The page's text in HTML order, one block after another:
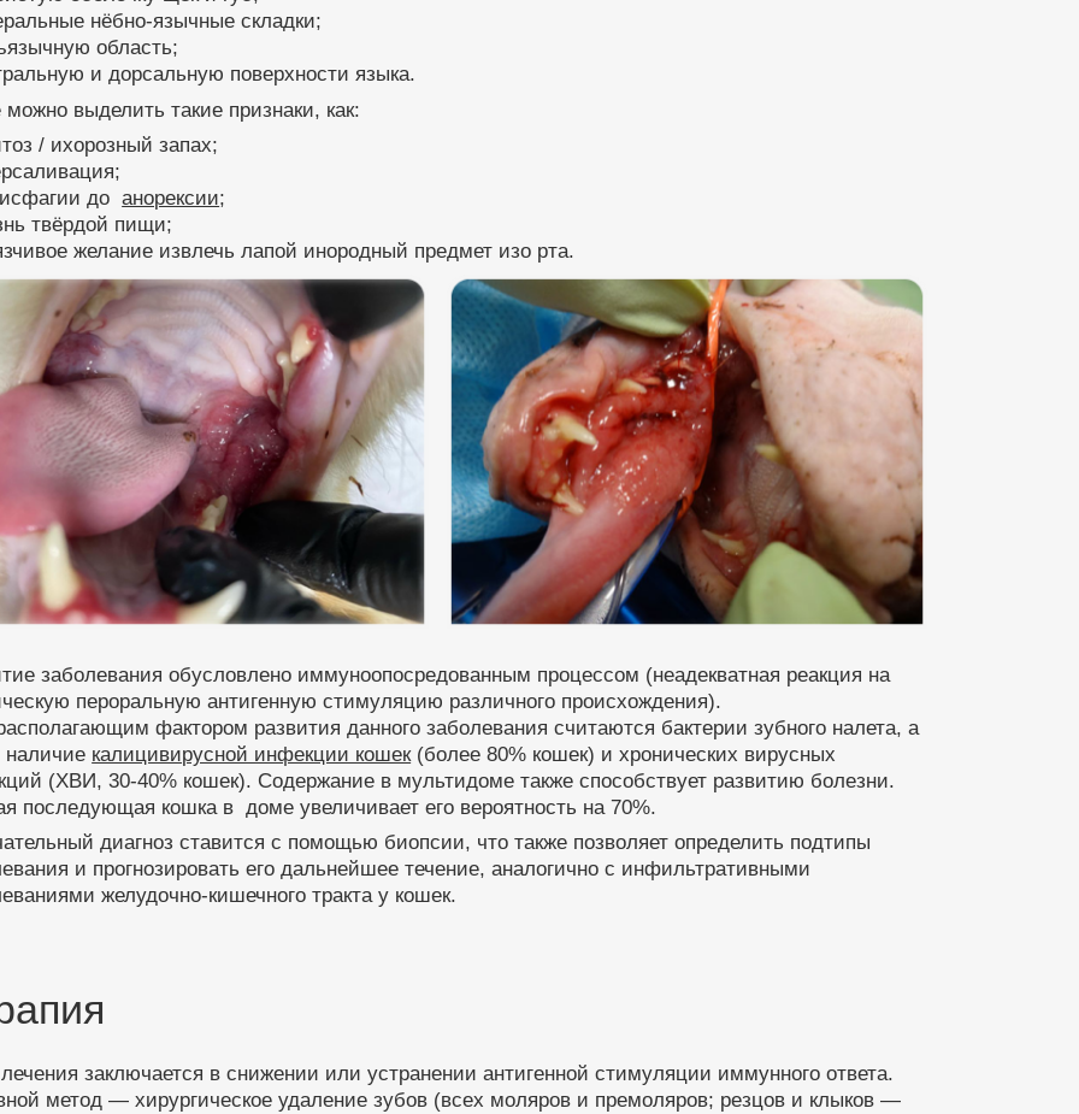
нёбно-язычные складки;
область;
и дорсальную поверхности языка.
можно выделить такие признаки, как:
/ ихорозный запах;
доанорексии;
твёрдой пищи;
желание извлечь лапой инородный предмет изо рта.
заболевания обусловлено иммуноопосредованным процессом (неадекватная реакция на
пероральную антигенную стимуляцию различного происхождения).
фактором развития данного заболевания считаются бактерии зубного налета, а
наличие калицивирусной инфекции кошек(более 80% кошек) и хронических вирусных
(ХВИ, 30-40% кошек). Содержание в мультидоме также способствует развитию болезни.
последующая кошка в доме увеличивает его вероятность на 70%.
диагноз ставится с помощью биопсии, что также позволяет определить подтипы
и прогнозировать его дальнейшее течение, аналогично с инфильтративными
желудочно-кишечного тракта у кошек.
заключается в снижении или устранении антигенной стимуляции иммунного ответа.
метод — хирургическое удаление зубов (всех моляров и премоляров; резцов и клыков —